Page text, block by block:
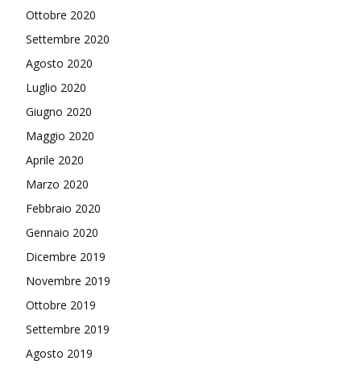
Ottobre 2020
Settembre 2020
Agosto 2020
Luglio 2020
Giugno 2020
Maggio 2020
Aprile 2020
Marzo 2020
Febbraio 2020
Gennaio 2020
Dicembre 2019
Novembre 2019
Ottobre 2019
Settembre 2019
Agosto 2019